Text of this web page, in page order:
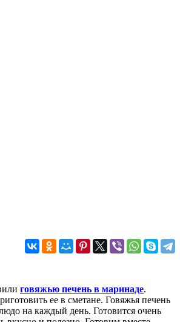
говяжью печень в маринаде.
ее в сметане. Говяжья печень
на каждый день. Готовится очень